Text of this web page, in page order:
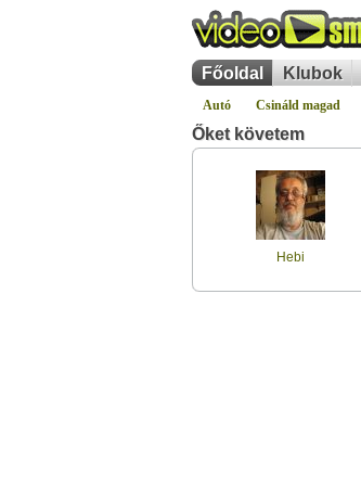
Főoldal Klubok
Autó Csináld magad
Őket követem
Hebi